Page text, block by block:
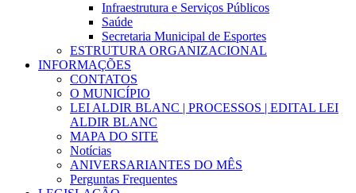
Infraestrutura e Serviços Públicos
Saúde
Secretaria Municipal de Esportes
ESTRUTURA ORGANIZACIONAL
INFORMAÇÕES
CONTATOS
O MUNICÍPIO
LEI ALDIR BLANC | PROCESSOS | EDITAL LEI
ALDIR BLANC
MAPA DO SITE
Notícias
ANIVERSARIANTES DO MÊS
Perguntas Frequentes